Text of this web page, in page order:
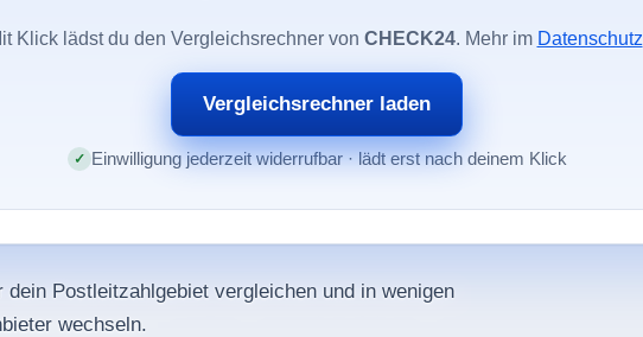
Klick lädst du den Vergleichsrechner von CHECK24. Mehr im Datenschutz
Vergleichsrechner laden
Einwilligung jederzeit widerrufbar · lädt erst nach deinem Klick
dein Postleitzahlgebiet vergleichen und in wenigen
wechseln.